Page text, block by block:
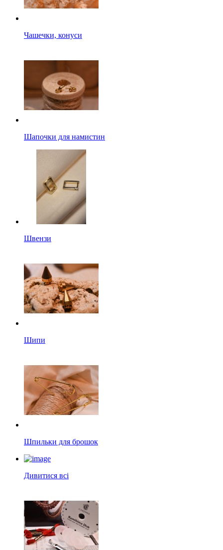
Чашечки, конуси
Шапочки для намистин
Швензи
Шипи
Шпильки для брошок
Дивитися всі